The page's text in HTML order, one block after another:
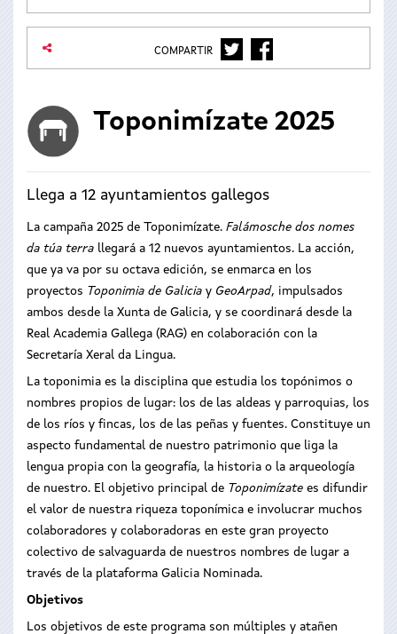
COMPARTIR TWITTERFACEBOOK
Toponimízate 2025
Llega a 12 ayuntamientos gallegos
La campaña 2025 de Toponimízate. Falámosche dos nomes
da túa terra llegará a 12 nuevos ayuntamientos. La acción,
que ya va por su octava edición, se enmarca en los
proyectos Toponimia de Galicia y GeoArpad, impulsados
ambos desde la Xunta de Galicia, y se coordinará desde la
Real Academia Gallega (RAG) en colaboración con la
Secretaría Xeral da Lingua.
La toponimia es la disciplina que estudia los topónimos o
nombres propios de lugar: los de las aldeas y parroquias, los
de los ríos y fincas, los de las peñas y fuentes. Constituye un
aspecto fundamental de nuestro patrimonio que liga la
lengua propia con la geografía, la historia o la arqueología
de nuestro. El objetivo principal de Toponimízate es difundir
el valor de nuestra riqueza toponímica e involucrar muchos
colaboradores y colaboradoras en este gran proyecto
colectivo de salvaguarda de nuestros nombres de lugar a
través de la plataforma Galicia Nominada.
Objetivos
Los objetivos de este programa son múltiples y atañen